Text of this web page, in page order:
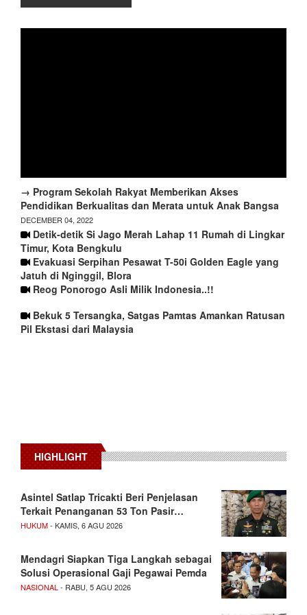
→ Program Sekolah Rakyat Memberikan Akses
Pendidikan Berkualitas dan Merata untuk Anak Bangsa
DECEMBER 04, 2022
Detik-detik Si Jago Merah Lahap 11 Rumah di Lingkar
Timur, Kota Bengkulu
Evakuasi Serpihan Pesawat T-50i Golden Eagle yang
Jatuh di Nginggil, Blora
Reog Ponorogo Asli Milik Indonesia..!!
Bekuk 5 Tersangka, Satgas Pamtas Amankan Ratusan
Pil Ekstasi dari Malaysia
HIGHLIGHT
Asintel Satlap Tricakti Beri Penjelasan
Terkait Penanganan 53 Ton Pasir…
HUKUM- KAMIS, 6 AGU 2026
Mendagri Siapkan Tiga Langkah sebagai
Solusi Operasional Gaji Pegawai Pemda
NASIONAL - RABU, 5 AGU 2026